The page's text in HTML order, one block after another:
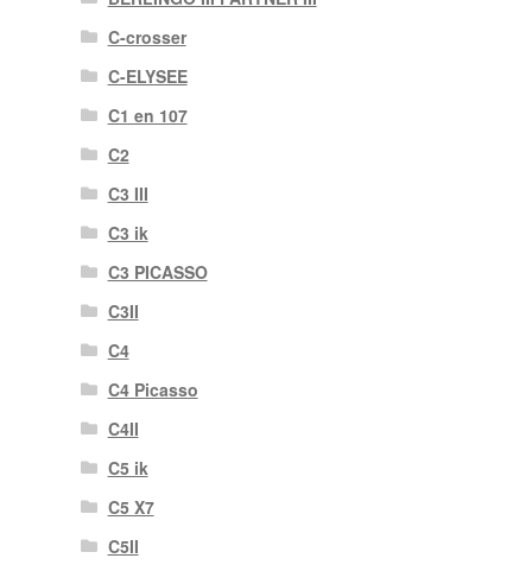
C-crosser
C-ELYSEE
C1 en 107
C2
C3 III
C3 ik
C3 PICASSO
C3II
C4
C4 Picasso
C4II
C5 ik
C5 X7
C5II